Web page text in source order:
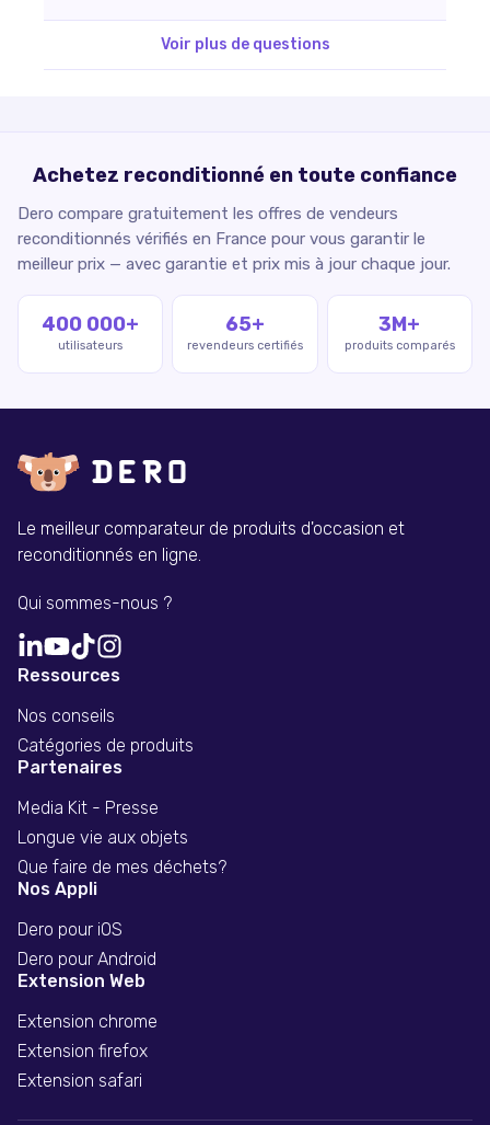
Voir plus de questions
Achetez reconditionné en toute confiance
Dero compare gratuitement les offres de vendeurs
reconditionnés vérifiés en France pour vous garantir le
meilleur prix — avec garantie et prix mis à jour chaque jour.
400 000+
utilisateurs
65+
revendeurs certifiés
3M+
produits comparés
Le meilleur comparateur de produits d'occasion et
reconditionnés en ligne.
Qui sommes-nous ?
Ressources
Nos conseils
Catégories de produits
Partenaires
Media Kit - Presse
Longue vie aux objets
Que faire de mes déchets?
Nos Appli
Dero pour iOS
Dero pour Android
Extension Web
Extension chrome
Extension firefox
Extension safari